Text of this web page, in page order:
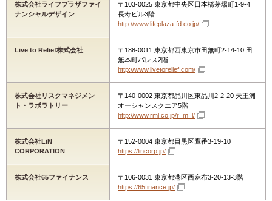
株式会社ライフプラザファイ
ナンシャルデザイン
〒103-0025 東京都中央区日本橋茅場町1-9-4
長寿ビル3階
http://www.lifeplaza-fd.co.jp/
Live to Relief株式会社
〒188-0011 東京都西東京市田無町2-14-10 田
無本町パレス2階
http://www.livetorelief.com/
株式会社リスクマネジメン
ト・ラボラトリー
〒140-0002 東京都品川区東品川2-2-20 天王洲
オーシャンスクエア5階
http://www.rml.co.jp/r_m_l/
株式会社LiN
CORPORATION
〒152-0004 東京都目黒区鷹番3-19-10
https://lincorp.jp/
株式会社65ファイナンス
〒106-0031 東京都港区西麻布3-20-13-3階
https://65finance.jp/